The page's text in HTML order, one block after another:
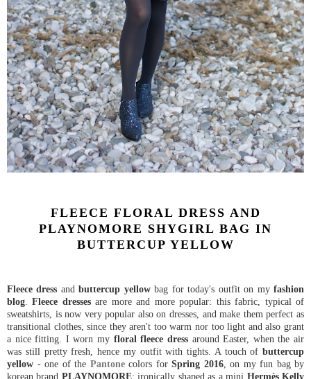
FLEECE FLORAL DRESS AND
PLAYNOMORE SHYGIRL BAG IN
BUTTERCUP YELLOW
Fleece dress andbuttercup yellowbag for today's outfit on myfashion
blog.Fleece dressesare more and more popular: this fabric, typical of
sweatshirts, is now very popular also on dresses, and make them perfect as
transitional clothes, since they aren't too warm nor too light and also grant
a nice fitting. I worn my floral fleece dress around Easter, when the air
was still pretty fresh, hence my outfit with tights. A touch of buttercup
yellow - one of the Pantonecolors for Spring 2016, on my fun bag by
korean brand PLAYNOMORE: ironically shaped as a mini Hermès Kelly